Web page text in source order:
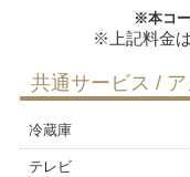
※本コー
共通サービス / ア
冷蔵庫
テレビ